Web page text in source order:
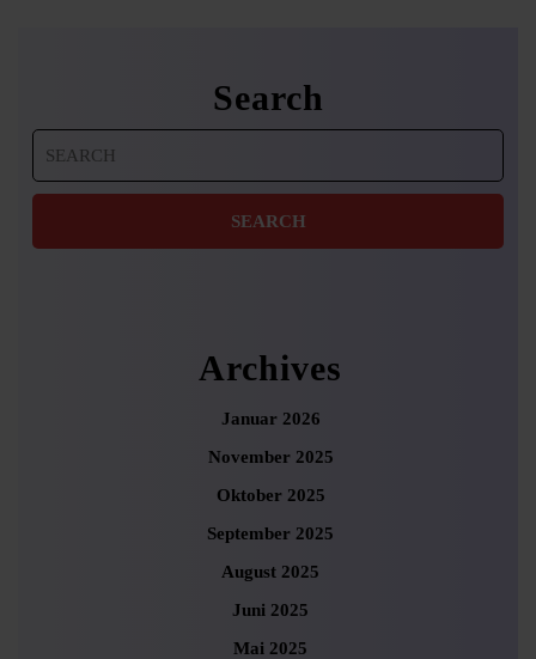
Search
for:
Archives
Januar 2026
November 2025
Oktober 2025
September 2025
August 2025
Juni 2025
Mai 2025